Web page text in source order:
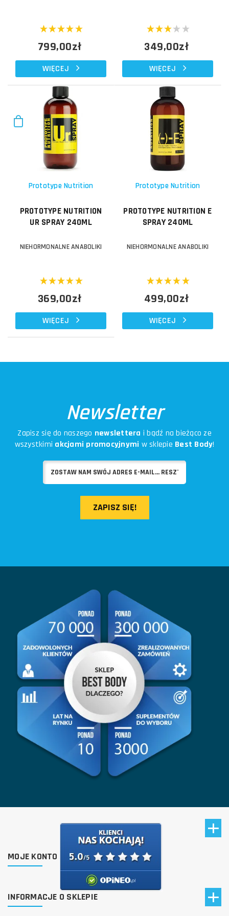
799,00zł
WIĘCEJ
349,00zł
WIĘCEJ
Prototype Nutrition
PROTOTYPE NUTRITION
UR SPRAY 240ML
NIEHORMONALNE ANABOLIKI
369,00zł
WIĘCEJ
Prototype Nutrition
PROTOTYPE NUTRITION E
SPRAY 240ML
NIEHORMONALNE ANABOLIKI
499,00zł
WIĘCEJ
Newsletter
Zapisz się do naszego newslettera i bądź na bieżąco ze
wszystkimi akcjami promocyjnymi w sklepie Best Body!
ZAPISZ SIĘ!
MOJE KONTO
INFORMACJE O SKLEPIE